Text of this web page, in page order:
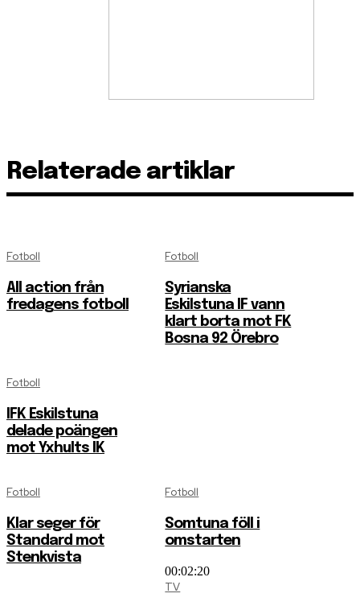
Relaterade artiklar
Fotboll
All action från
fredagens fotboll
Fotboll
Syrianska
Eskilstuna IF vann
klart borta mot FK
Bosna 92 Örebro
Fotboll
IFK Eskilstuna
delade poängen
mot Yxhults IK
Fotboll
Klar seger för
Standard mot
Stenkvista
Fotboll
Somtuna föll i
omstarten
00:02:20
TV